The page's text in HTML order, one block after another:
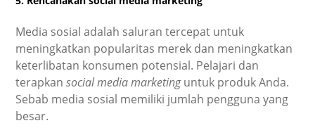
Media sosial adalah saluran tercepat untuk
meningkatkan popularitas merek dan meningkatkan
keterlibatan konsumen potensial. Pelajari dan
terapkansocial media marketinguntuk produk Anda.
Sebab media sosial memiliki jumlah pengguna yang
besar.